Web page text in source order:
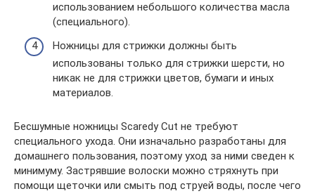
использованием небольшого количества масла
(специального).
Ножницы для стрижки должны быть
использованы только для стрижки шерсти, но
никак не для стрижки цветов, бумаги и иных
материалов.
Бесшумные ножницы Scaredy Cut не требуют
специального ухода. Они изначально разработаны для
домашнего пользования, поэтому уход за ними сведен к
минимуму. Застрявшие волоски можно стряхнуть при
помощи щеточки или смыть под струей воды, после чего